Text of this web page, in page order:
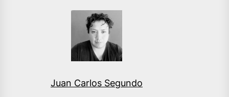
Juan Carlos Segundo